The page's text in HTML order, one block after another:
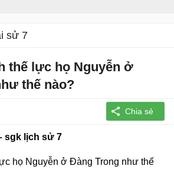
sử 7
thế lực họ Nguyễn ở
thế nào?
sgk lịch sử 7
họ Nguyễn ở Đàng Trong như thế